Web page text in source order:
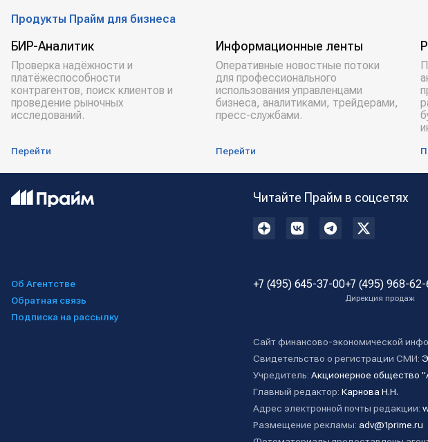
Продукты Прайм для бизнеса
БИР-Аналитик
Проверка надёжности и
платёжеспособности
контрагентов, поиск клиентов и
проведение рыночных
исследований.
Перейти
Информационные ленты
Оперативные новостные потоки
для профессионального
использования управленцами
бизнеса, аналитиками, трейдерами,
пресс-службами.
Перейти
Читайте Прайм в соцсетях
Об Агентстве
Обратная связь
Подписка на рассылку
+7 (495) 645-37-00+7 (495) 968-62-
Дирекция продаж
Сайт финансово-экономической
Свидетельство о регистрации СМИ:
Учредитель: Акционерное общество
Главный редактор: Карнова Н.Н.
Адрес электронной почты редакции:
Размещение рекламы: adv@1prime.ru